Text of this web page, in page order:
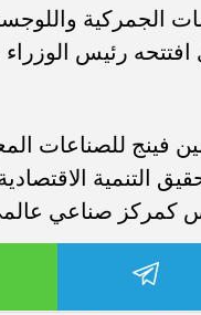
الجمركية
رئيس
فينج للصناعات
التنمية
كمركز صناعي